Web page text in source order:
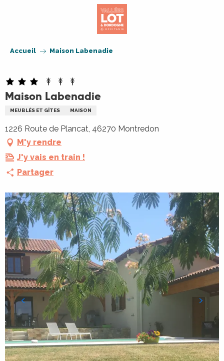
Accueil Maison Labenadie
Maison Labenadie
MEUBLÉS ET GÎTES MAISON
1226 Route de Plancat, 46270 Montredon
M'y rendre
J'y vais en train !
Partager